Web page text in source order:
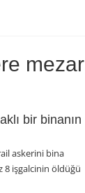
mezar
bir binanın
askerini bina
8 işgalcinin öldüğü